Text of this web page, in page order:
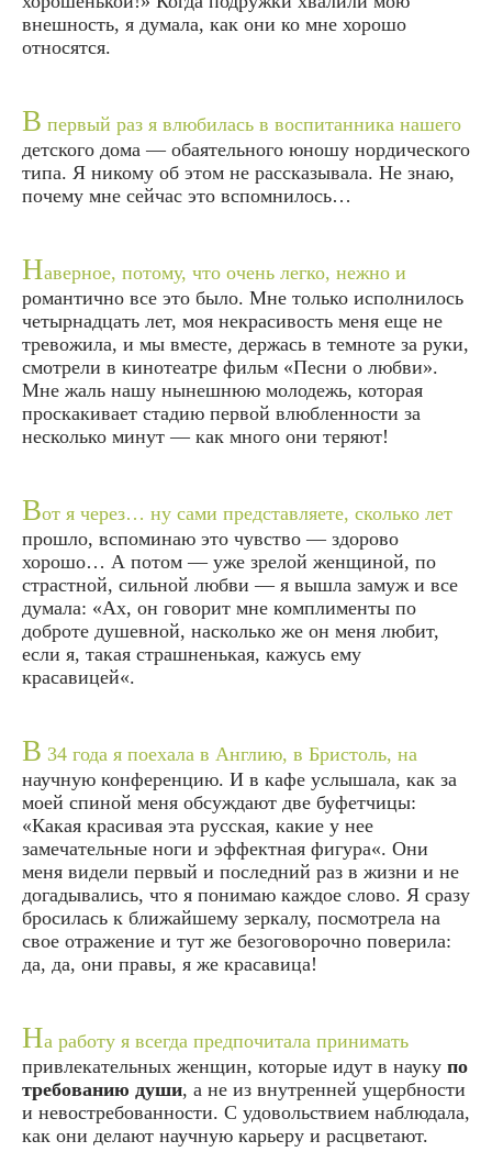
внешность, я думала, как они ко мне хорошо
относятся.
В первый раз я влюбилась в воспитанника нашего
детского дома — обаятельного юношу нордического
типа. Я никому об этом не рассказывала. Не знаю,
почему мне сейчас это вспомнилось…
Наверное, потому, что очень легко, нежно и
романтично все это было. Мне только исполнилось
четырнадцать лет, моя некрасивость меня еще не
тревожила, и мы вместе, держась в темноте за руки,
смотрели в кинотеатре фильм «Песни о любви».
Мне жаль нашу нынешнюю молодежь, которая
проскакивает стадию первой влюбленности за
несколько минут — как много они теряют!
Вот я через… ну сами представляете, сколько лет
прошло, вспоминаю это чувство — здорово
хорошо… А потом — уже зрелой женщиной, по
страстной, сильной любви — я вышла замуж и все
думала: «Ах, он говорит мне комплименты по
доброте душевной, насколько же он меня любит,
если я, такая страшненькая, кажусь ему
красавицей«.
В 34 года я поехала в Англию, в Бристоль, на
научную конференцию. И в кафе услышала, как за
моей спиной меня обсуждают две буфетчицы:
«Какая красивая эта русская, какие у нее
замечательные ноги и эффектная фигура«. Они
меня видели первый и последний раз в жизни и не
догадывались, что я понимаю каждое слово. Я сразу
бросилась к ближайшему зеркалу, посмотрела на
свое отражение и тут же безоговорочно поверила:
да, да, они правы, я же красавица!
На работу я всегда предпочитала принимать
привлекательных женщин, которые идут в науку по
требованию души, а не из внутренней ущербности
и невостребованности. С удовольствием наблюдала,
как они делают научную карьеру и расцветают.